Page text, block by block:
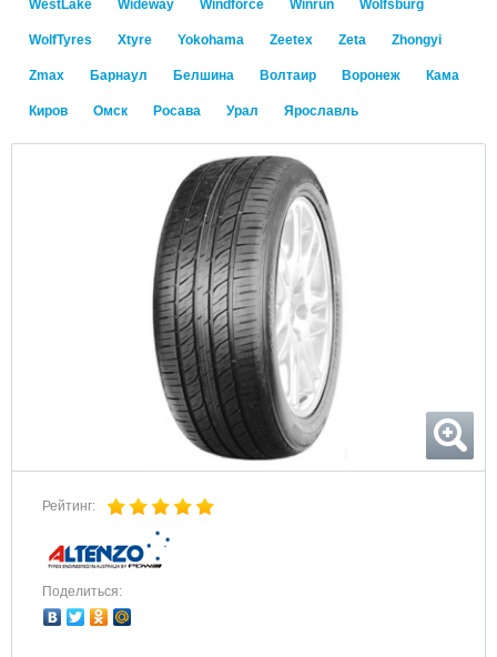
WestLake Wideway Windforce Winrun Wolfsburg
WolfTyres Xtyre Yokohama Zeetex Zeta Zhongyi
Zmax Барнаул Белшина Волтаир Воронеж Кама
Киров Омск Росава Урал Ярославль
Рейтинг:
Поделиться: